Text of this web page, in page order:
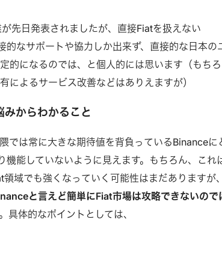
先日発表されましたが、直接Fiatを扱えない
的なサポートや協力しか出来ず、直接的な日本の
的になるのでは、と個人的には思います（もち
によるサービス改善などはありえますが）
からわかること
では常に大きな期待値を背負っているBinanceに
機能していないように見えます。もちろん、これ
域でも強くなっていく可能性はまだありますが
と言えど簡単にFiat市場は攻略できないので
具体的なポイントとしては、